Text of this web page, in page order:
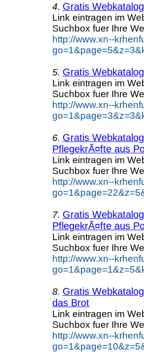
4. Gratis
Link eintragen im
Suchbox fuer Ihre
http://www.xn--
5. Gratis
Link eintragen im
Suchbox fuer Ihre
http://www.xn--
6. Gratis
PflegekrÃ¤fte aus
Link eintragen im
Suchbox fuer Ihre
http://www.xn--
7. Gratis
PflegekrÃ¤fte aus
Link eintragen im
Suchbox fuer Ihre
http://www.xn--
8. Gratis
das Brot
Link eintragen im
Suchbox fuer Ihre
http://www.xn--